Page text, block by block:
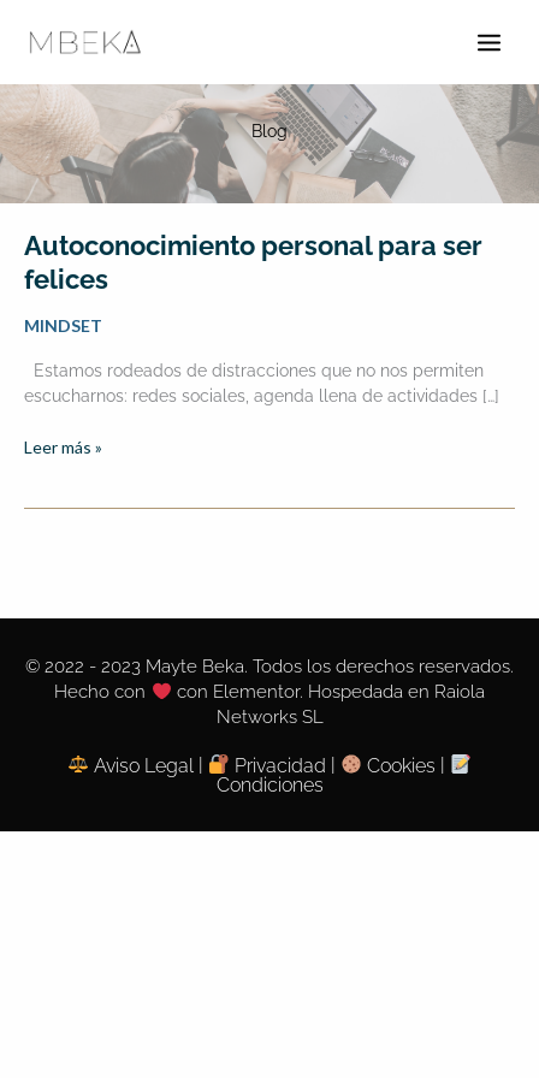
Blog
Autoconocimiento personal para ser
felices
MINDSET
Estamos rodeados de distracciones que no nos permiten
escucharnos: redes sociales, agenda llena de actividades […]
Autoconocimiento
personal
para
ser
Leer más »
© 2022 - 2023 Mayte Beka. Todos los derechos reservados.
Hecho con
con Elementor. Hospedada en Raiola
Networks SL
Aviso Legal Privacidad Cookies
Condiciones